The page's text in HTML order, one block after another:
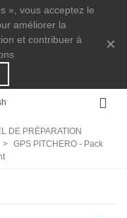
», vous acceptez le
améliorer la
et contribuer à
×
DE PRÉPARATION
> GPS PITCHERO - Pack